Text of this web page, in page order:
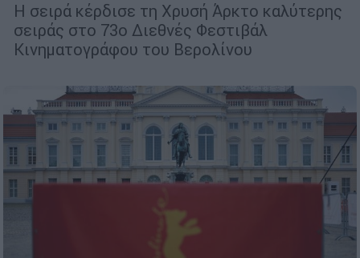
Η σειρά κέρδισε τη Χρυσή Άρκτο καλύτερης
σειράς στο 73ο Διεθνές Φεστιβάλ
Κινηματογράφου του Βερολίνου